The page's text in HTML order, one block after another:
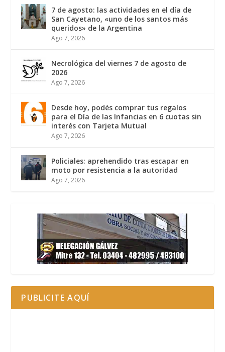
7 de agosto: las actividades en el día de
San Cayetano, «uno de los santos más
queridos» de la Argentina
Ago 7, 2026
Necrológica del viernes 7 de agosto de
2026
Ago 7, 2026
Desde hoy, podés comprar tus regalos
para el Día de las Infancias en 6 cuotas sin
interés con Tarjeta Mutual
Ago 7, 2026
Policiales: aprehendido tras escapar en
moto por resistencia a la autoridad
Ago 7, 2026
PUBLICITE AQUÍ